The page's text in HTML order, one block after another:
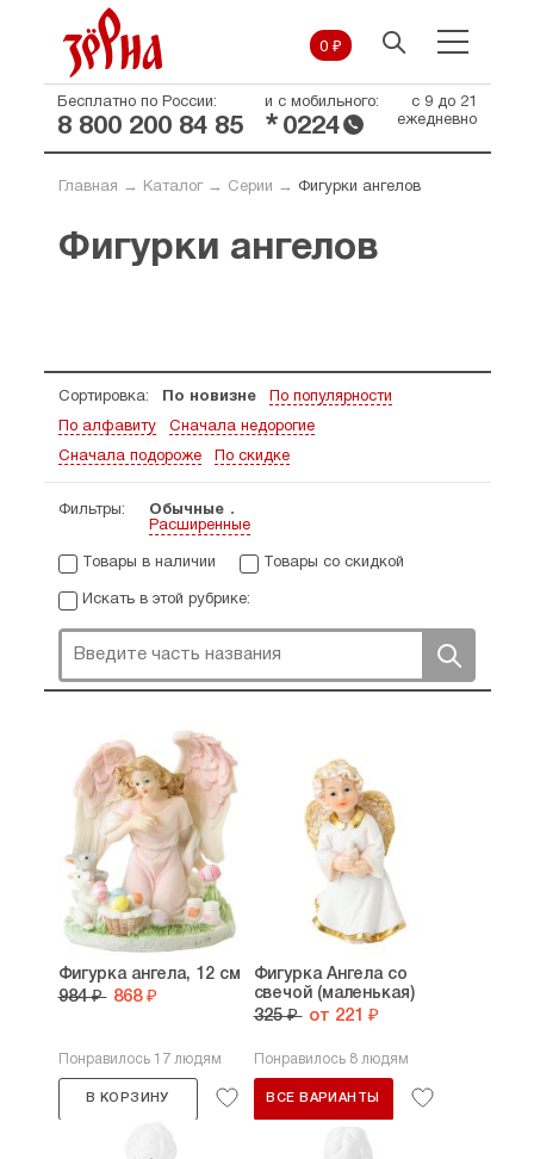
0 ₽
Бесплатно по России:
8 800 200 84 85
и с мобильного:
* 0224
с 9 до 21
ежедневно
Главная → Каталог→ Серии → Фигурки ангелов
Фигурки ангелов
Сортировка: По новизне По популярности
По алфавиту Сначала недорогие
Сначала подороже По скидке
Фильтры:
Обычные
Расширенные
Товары в наличии Товары со скидкой
Искать в этой рубрике:
Фигурка ангела, 12 см
984 ₽ 868 ₽
Понравилось 17 людям
В КОРЗИНУ
Фигурка Ангела со
свечой (маленькая)
325 ₽ от 221 ₽
Понравилось 8 людям
ВСЕ ВАРИАНТЫ